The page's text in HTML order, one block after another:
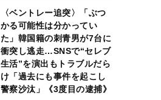
〈ベントレー追突〉「ぶつ
かる可能性は分かってい
た」韓国籍の刺青男が7台に
衝突し逃走…SNSで“セレブ
生活”を演出もトラブルだら
け「過去にも事件を起こし
警察沙汰」《3度目の逮捕》